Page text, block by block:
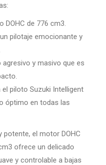
DOHC de 776 cm3.
pilotaje emocionante y
y masivo que es
piloto Suzuki Intelligent
óptimo en todas las
el motor DOHC
ofrece un delicado
y controlable a bajas